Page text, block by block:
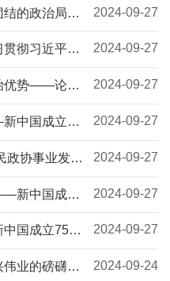
的政治局面
庆祝中国人
上重要讲话
2024-09-27
彻习近平总
会议成立75周
年
我国社会主
势，是党的
2024-09-27
优势——论学
国人民政治协
讲话
2024-09-27
中国成立75
述
2024-09-27
政协事业发展
周年
2024-09-27
新中国成立
2024-09-27
国成立75周
2024-09-27
业的磅礴力
2024-09-24